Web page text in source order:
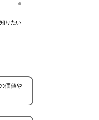
りたい
価値や